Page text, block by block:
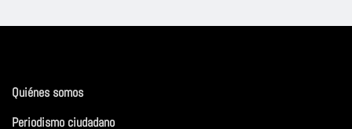
Quiénes somos
Periodismo ciudadano